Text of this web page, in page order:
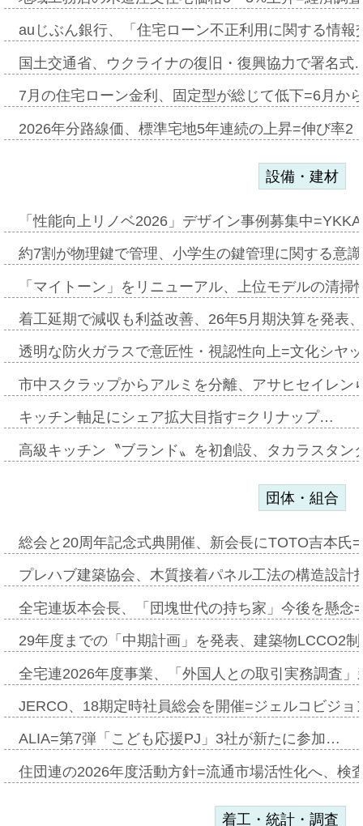
auじぶん銀行、「住宅ローン不正利用に関する情
国土交通省、ウクライナの復旧・復興協力で署名
7月の住宅ローン金利、固定型が総じて低下=6月か
2026年分路線価、標準宅地5年連続の上昇=伸び率
設備・建材
「性能向上リノベ2026」デザイン事例募集中
約7割が物理鍵で管理、小学生の鍵管理に関する意
「マイトーン」をリニューアル、上位モデルの清
着工延期で減収も利益改善、26年5月期決算を発表
透明な防火ガラスで意匠性・視認性向上=文化シヤ
市中スクラップからアルミを分離、アサヒセイレ
キッチン軸足にシェア拡大目指す=クリナップ…
高級キッチン〝ブランド〟を初創設、タカラスタ
団体・組合
総会と20周年記念式典開催、新会長にTOTO吉本氏
プレハブ建築協会、木質接着パネル工法の構造設
全宅連坂本会長、「団塊世代の持ち家」今後を懸
29年度までの「中期計画」を発表、建築物LCCO2
全宅連2026年度事業、「外国人との取引実務調査
JERCO、18期定時社員総会を開催=ジェルコビジ
ALIA=第7弾「こども応援PJ」3社が新たに参加…
住団連の2026年度活動方針=流通市場活性化へ、検
着工・統計・調査